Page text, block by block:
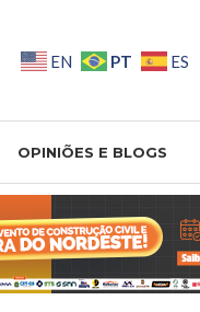
EN PT ES
OPINIÕES E BLOGS